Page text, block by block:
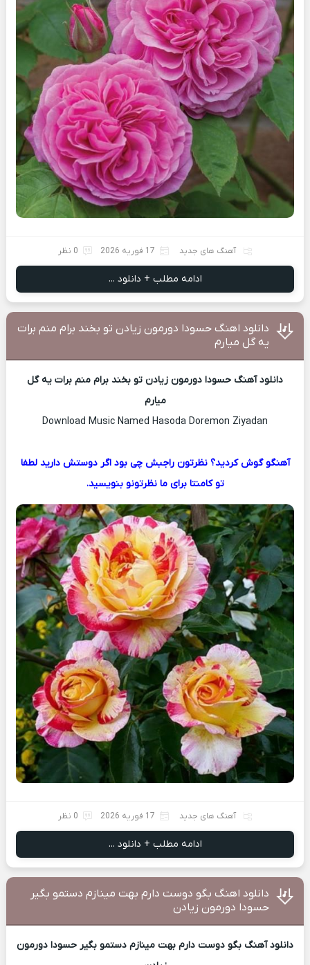
آهنگ های جدید 17 فوریه 2026 0 نظر
ادامه مطلب + دانلود ...
دانلود اهنگ حسودا دورمون زیادن تو بخند برام منم برات
یه گل میارم
دانلود آهنگ حسودا دورمون زیادن تو بخند برام منم برات یه گل
میارم
Download Music Named Hasoda Doremon Ziyadan
آهنگو گوش کردید؟ نظرتون راجبش چی بود اگر دوستش دارید لطفا
تو کامنتا برای ما نظرتونو بنویسید.
آهنگ های جدید 17 فوریه 2026 0 نظر
ادامه مطلب + دانلود ...
دانلود اهنگ بگو دوست دارم بهت مینازم دستمو بگیر
حسودا دورمون زیادن
دانلود آهنگ بگو دوست دارم بهت مینازم دستمو بگیر حسودا دورمون